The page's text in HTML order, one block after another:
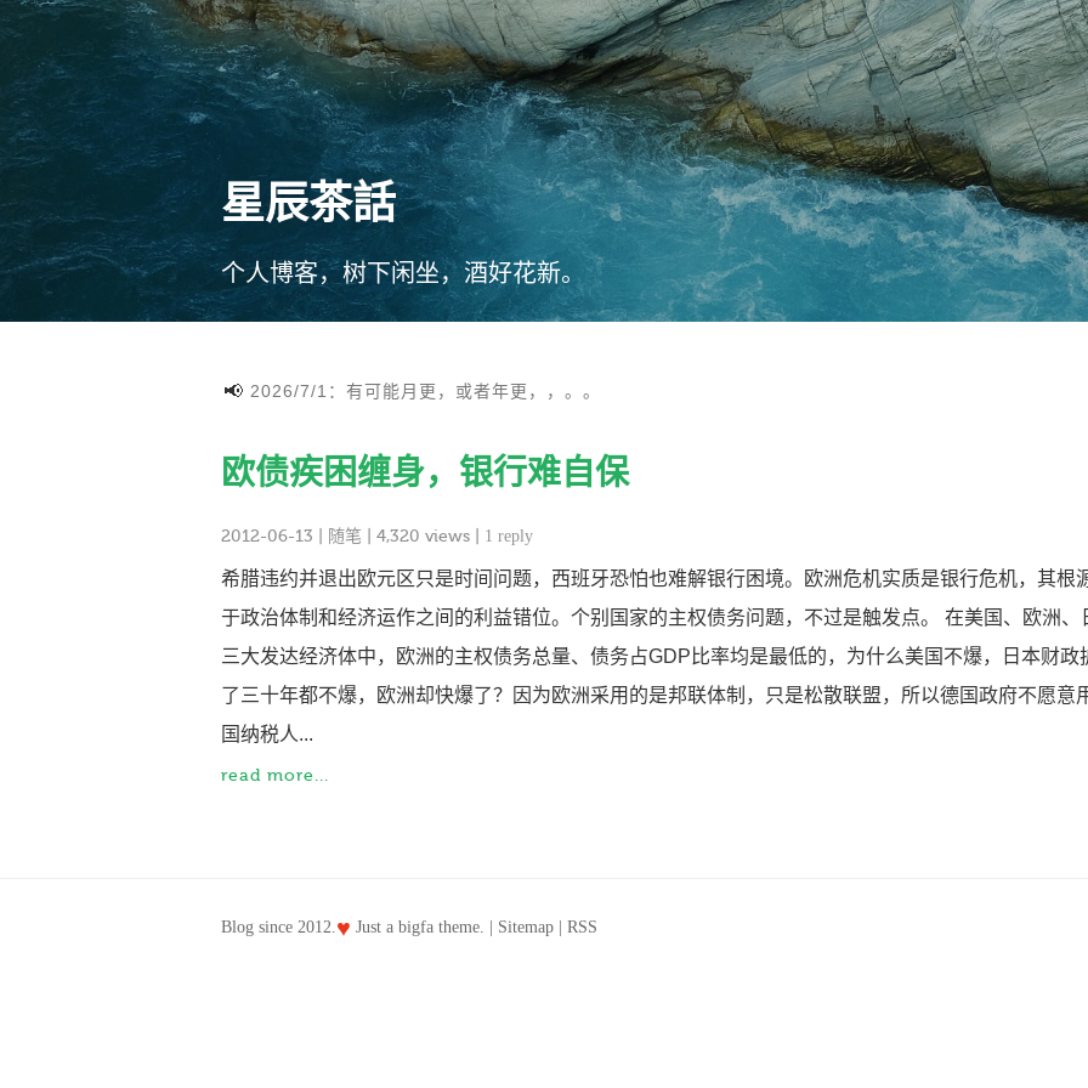
星辰茶話
个人博客，树下闲坐，酒好花新。
2026/7/1：有可能月更，或者年更，，。。
欧债疾困缠身，银行难自保
2012-06-13 随笔 | 4,320 views | 1 reply
希腊违约并退出欧元区只是时间问题，西班牙恐怕也难解银行困境。欧洲危机实质是银行危机，其根
于政治体制和经济运作之间的利益错位。个别国家的主权债务问题，不过是触发点。 在美国、欧洲、
三大发达经济体中，欧洲的主权债务总量、债务占GDP比率均是最低的，为什么美国不爆，日本财政
了三十年都不爆，欧洲却快爆了？因为欧洲采用的是邦联体制，只是松散联盟，所以德国政府不愿意
国纳税人...
read more...
Blog since 2012.♥ Just a bigfa theme. | Sitemap RSS